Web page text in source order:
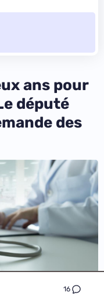
16
ans pour
député
des